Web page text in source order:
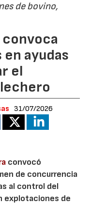
de bovino,
ayudas
el
31/07/2026
convocó
de concurrencia
al control del
explotaciones de